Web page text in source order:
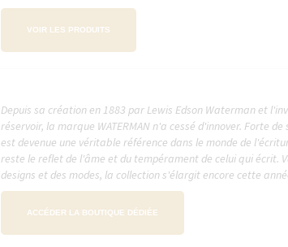
VOIR LES PRODUITS
Depuis sa création en 1883 par Lewis Edson Waterman et
réservoir, la marque WATERMAN n'a cessé d'innover. Forte
est devenue une véritable référence dans le monde de
reste le reflet de l'âme et du tempérament de celui qui écrit.
designs et des modes, la collection s'élargit encore cette
ACCÉDER LA BOUTIQUE DÉDIÉE